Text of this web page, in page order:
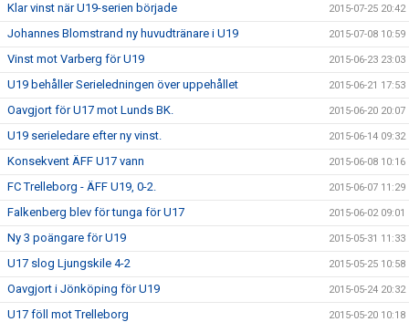
Klar vinst när U19-serien började 2015-07-25 20:42
Johannes Blomstrand ny huvudtränare i U19 2015-07-08 10:59
Vinst mot Varberg för U19 2015-06-23 23:03
U19 behåller Serieledningen över uppehållet 2015-06-21 17:53
Oavgjort för U17 mot Lunds BK. 2015-06-20 20:07
U19 serieledare efter ny vinst. 2015-06-14 09:32
Konsekvent ÄFF U17 vann 2015-06-08 10:16
FC Trelleborg - ÄFF U19, 0-2. 2015-06-07 11:29
Falkenberg blev för tunga för U17 2015-06-02 09:01
Ny 3 poängare för U19 2015-05-31 11:33
U17 slog Ljungskile 4-2 2015-05-25 10:58
Oavgjort i Jönköping för U19 2015-05-24 20:32
U17 föll mot Trelleborg 2015-05-20 10:18